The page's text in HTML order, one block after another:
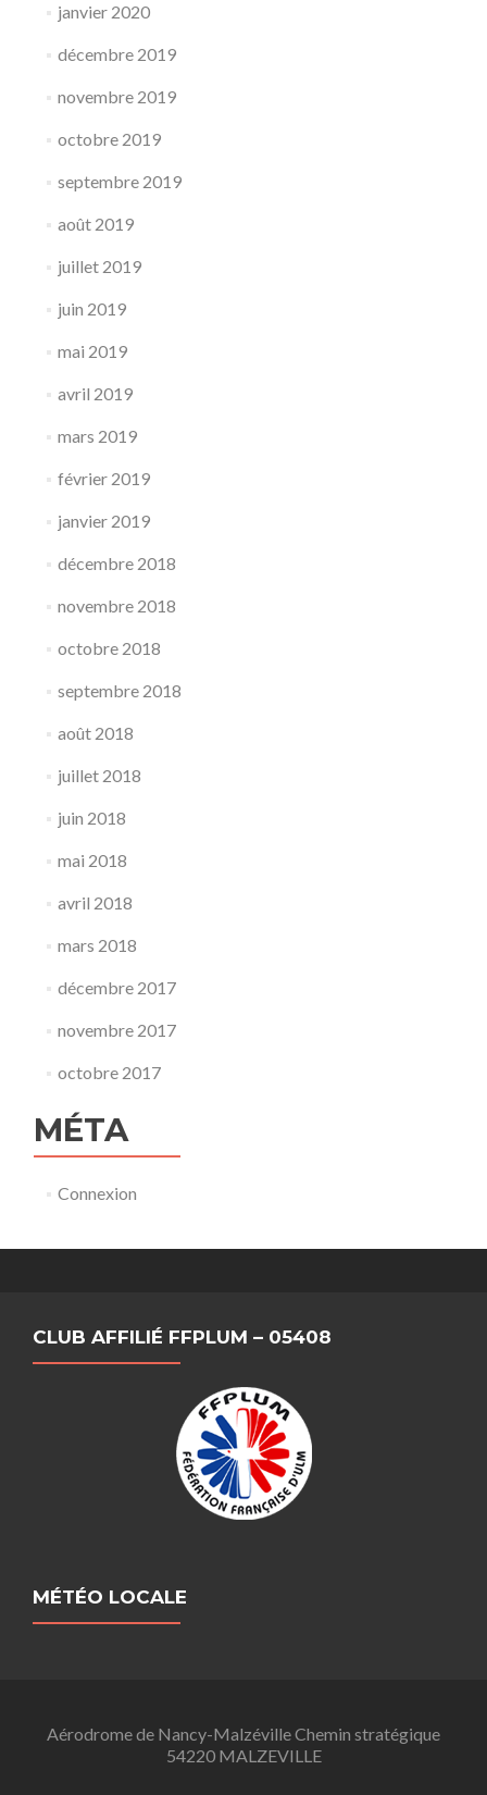
janvier 2020
décembre 2019
novembre 2019
octobre 2019
septembre 2019
août 2019
juillet 2019
juin 2019
mai 2019
avril 2019
mars 2019
février 2019
janvier 2019
décembre 2018
novembre 2018
octobre 2018
septembre 2018
août 2018
juillet 2018
juin 2018
mai 2018
avril 2018
mars 2018
décembre 2017
novembre 2017
octobre 2017
MÉTA
Connexion
CLUB AFFILIÉ FFPLUM – 05408
MÉTÉO LOCALE
Aérodrome de Nancy-Malzéville Chemin stratégique
54220 MALZEVILLE